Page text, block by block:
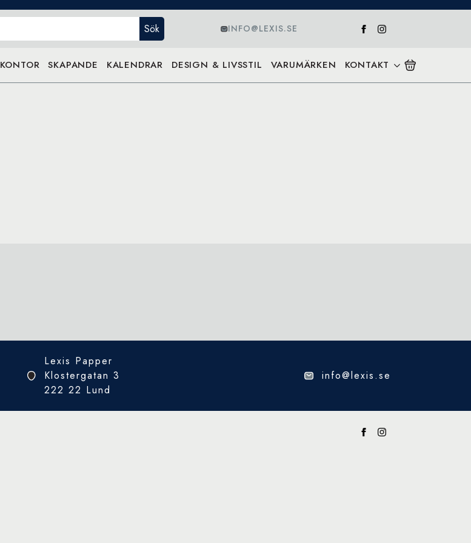
Sök INFO@LEXIS.SE
KONTOR SKAPANDE KALENDRAR DESIGN & LIVSSTIL VARUMÄRKEN KONTAKT
Lexis Papper
Klostergatan 3
222 22 Lund
info@lexis.se